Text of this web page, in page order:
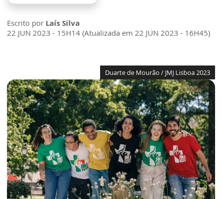
Escrito por Laís Silva
22 JUN 2023 - 15H14 (Atualizada em 22 JUN 2023 - 16H45)
Duarte de Mourão / JMJ Lisboa 2023